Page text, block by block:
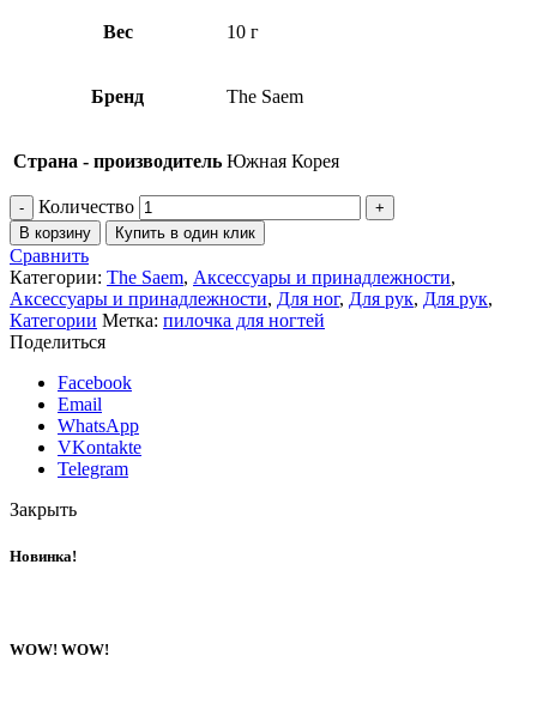
Вес 10 г
Бренд The Saem
Страна - производитель Южная Корея
Количество
В корзину Купить в один клик
Сравнить
Категории: The Saem, Аксессуары и принадлежности,
Аксессуары и принадлежности, Для ног, Для рук, Для рук,
Категории Метка: пилочка для ногтей
Поделиться
Facebook
Email
WhatsApp
VKontakte
Telegram
Закрыть
Новинка!
WOW! WOW!